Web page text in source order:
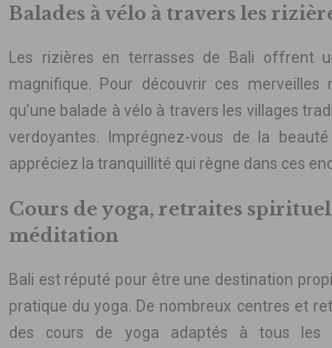
Balades à vélo à travers les
Les rizières en terrasses de Bali offrent
magnifique. Pour découvrir ces merveilles
qu’une balade à vélo à travers les villages
verdoyantes. Imprégnez-vous de la
appréciez la tranquillité qui règne dans ces
Cours de yoga, retraites
méditation
Bali est réputé pour être une destination
pratique du yoga. De nombreux centres et
des cours de yoga adaptés à tous les